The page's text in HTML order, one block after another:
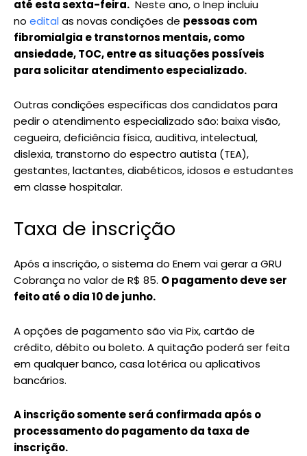
até esta sexta-feira. Neste ano, o Inep incluiu
no editalas novas condições de pessoas com
fibromialgia e transtornos mentais, como
ansiedade, TOC, entre as situações possíveis
para solicitar atendimento especializado.
Outras condições específicas dos candidatos para
pedir o atendimento especializado são: baixa visão,
cegueira, deficiência física, auditiva, intelectual,
dislexia, transtorno do espectro autista (TEA),
gestantes, lactantes, diabéticos, idosos e estudantes
em classe hospitalar.
Taxa de inscrição
Após a inscrição, o sistema do Enem vai gerar a GRU
Cobrança no valor de R$ 85. O pagamento deve ser
feito até o dia 10 de junho.
A opções de pagamento são via Pix, cartão de
crédito, débito ou boleto. A quitação poderá ser feita
em qualquer banco, casa lotérica ou aplicativos
bancários.
A inscrição somente será confirmada após o
processamento do pagamento da taxa de
inscrição.